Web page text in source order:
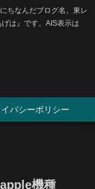
ちなんだブログ名。東レ
は』です。AIS表示は
バシーポリシー
機種